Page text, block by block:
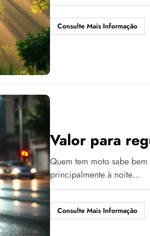
Consulte Mais Informação
Valor para
Quem tem moto sabe
principalmente à noite…
Consulte Mais Informação